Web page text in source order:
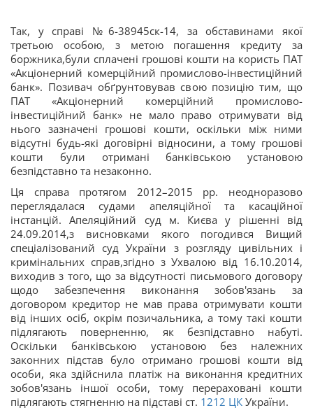
Так, у справі №6-38945ск-14, за обставинами якої
третьою особою, з метою погашення кредиту за
боржника,були сплачені грошові кошти на користь ПАТ
«Акціонерний комерційний промислово-інвестиційний
банк». Позивач обґрунтовував свою позицію тим, що
ПАТ «Акціонерний комерційний промислово-
інвестиційний банк» не мало право отримувати від
нього зазначені грошові кошти, оскільки між ними
відсутні будь-які договірні відносини, а тому грошові
кошти були отримані банківською установою
безпідставно та незаконно.
Ця справа протягом 2012–2015 рр. неодноразово
переглядалася судами апеляційної та касаційної
інстанцій. Апеляційний суд м. Києва у рішенні від
24.09.2014,з висновками якого погодився Вищий
спеціалізований суд України з розгляду цивільних і
кримінальних справ,згідно з Ухвалою від 16.10.2014,
виходив з того, що за відсутності письмового договору
щодо забезпечення виконання зобов'язань за
договором кредитор не мав права отримувати кошти
від інших осіб, окрім позичальника, а тому такі кошти
підлягають поверненню, як безпідставно набуті.
Оскільки банківською установою без належних
законних підстав було отримано грошові кошти від
особи, яка здійснила платіж на виконання кредитних
зобов'язань іншої особи, тому перераховані кошти
підлягають стягненню на підставі ст. 1212 ЦК України.